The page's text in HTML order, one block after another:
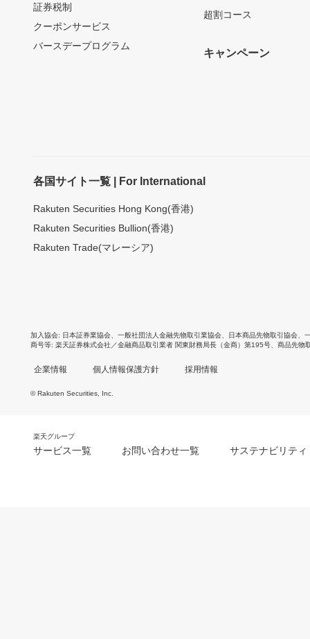
証券税制
クーポンサービス
バースデープログラム
超割コース
キャンペーン
各国サイト一覧 | For International
Rakuten Securities Hong Kong(香港)
Rakuten Securities Bullion(香港)
Rakuten Trade(マレーシア)
加入協会 日本証券業協会 一般社団法人金融先物取引業協会 日本商品先物取引協会
商号等 楽天証券株式会社／金融商品取引業者 関東財務局長（金商）第195号、商品先物
企業情報 個人情報保護方針 採用情報
© Rakuten Securities, Inc.
楽天グループ
サービス一覧 お問い合わせ一覧 サステナビリティ